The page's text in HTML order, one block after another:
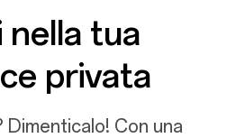
nella tua
privata
Dimenticalo! Con una